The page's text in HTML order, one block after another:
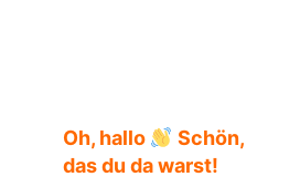
Oh, hallo
Schön,
das du da warst!